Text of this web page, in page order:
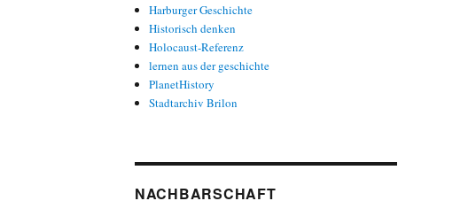
Harburger Geschichte
Historisch denken
Holocaust-Referenz
lernen aus der geschichte
PlanetHistory
Stadtarchiv Brilon
NACHBARSCHAFT